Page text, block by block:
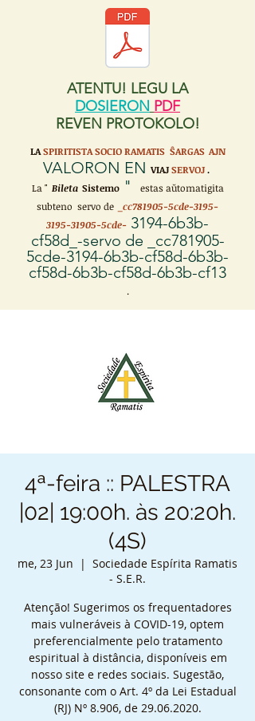
ATENTU! LEGU LA
DOSIERON PDF
REVEN PROTOKOLO!
LA SPIRITISTA SOCIO RAMATIS ŜARGAS AJN
VALORON EN VIAJSERVOJ.
La " Bileta Sistemo"
estas aŭtomatigita
subteno servo de
_cc781905-5cde-3195-
3195-31905-5cde- 3194-6b3b-
cf58d_-servo de _cc781905-
5cde-3194-6b3b-cf58d-6b3b-
cf58d-6b3b-cf58d-6b3b-cf13
.
4ª-feira :: PALESTRA
|02| 19:00h. às 20:20h.
(4S)
me, 23 Jun
  |
Sociedade Espírita Ramatis
- S.E.R.
Atenção! Sugerimos os frequentadores
mais vulneráveis à COVID-19, optem
preferencialmente pelo tratamento
espiritual à distância, disponíveis em
nosso site e redes sociais. Sugestão,
consonante com o Art. 4º da Lei Estadual
(RJ) Nº 8.906, de 29.06.2020.